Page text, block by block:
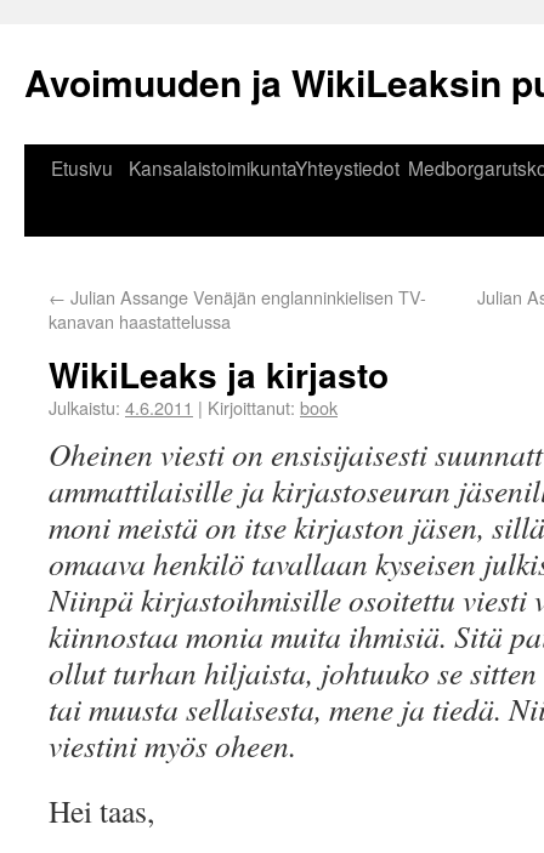
Avoimuuden ja WikiLeaksin
Etusivu KansalaistoimikuntaYhteystiedot
← Julian Assange Venäjän englanninkielisen TV-
kanavan haastattelussa
Julian
WikiLeaks ja kirjasto
Julkaistu: 4.6.2011 | Kirjoittanut: book
Oheinen viesti on ensisijaisesti
ammattilaisille ja kirjastoseuran
moni meistä on itse kirjaston jäsen,
omaava henkilö tavallaan kyseisen
Niinpä kirjastoihmisille osoitettu viesti
kiinnostaa monia muita ihmisiä. Sitä
ollut turhan hiljaista, johtuuko se
tai muusta sellaisesta, mene ja tiedä.
viestini myös oheen.
Hei taas,